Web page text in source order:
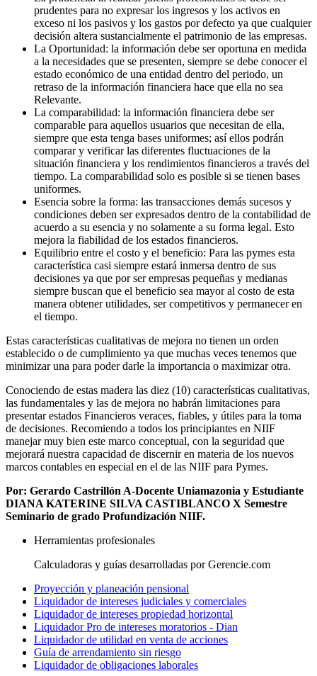
prudentes para no expresar los ingresos y los activos en
exceso ni los pasivos y los gastos por defecto ya que cualquier
decisión altera sustancialmente el patrimonio de las empresas.
La Oportunidad: la información debe ser oportuna en medida
a la necesidades que se presenten, siempre se debe conocer el
estado económico de una entidad dentro del periodo, un
retraso de la información financiera hace que ella no sea
Relevante.
La comparabilidad: la información financiera debe ser
comparable para aquellos usuarios que necesitan de ella,
siempre que esta tenga bases uniformes; así ellos podrán
comparar y verificar las diferentes fluctuaciones de la
situación financiera y los rendimientos financieros a través del
tiempo. La comparabilidad solo es posible si se tienen bases
uniformes.
Esencia sobre la forma: las transacciones demás sucesos y
condiciones deben ser expresados dentro de la contabilidad de
acuerdo a su esencia y no solamente a su forma legal. Esto
mejora la fiabilidad de los estados financieros.
Equilibrio entre el costo y el beneficio: Para las pymes esta
característica casi siempre estará inmersa dentro de sus
decisiones ya que por ser empresas pequeñas y medianas
siempre buscan que el beneficio sea mayor al costo de esta
manera obtener utilidades, ser competitivos y permanecer en
el tiempo.
Estas características cualitativas de mejora no tienen un orden
establecido o de cumplimiento ya que muchas veces tenemos que
minimizar una para poder darle la importancia o maximizar otra.
Conociendo de estas madera las diez (10) características cualitativas,
las fundamentales y las de mejora no habrán limitaciones para
presentar estados Financieros veraces, fiables, y útiles para la toma
de decisiones. Recomiendo a todos los principiantes en NIIF
manejar muy bien este marco conceptual, con la seguridad que
mejorará nuestra capacidad de discernir en materia de los nuevos
marcos contables en especial en el de las NIIF para Pymes.
Por: Gerardo Castrillón A-Docente Uniamazonia y Estudiante
DIANA KATERINE SILVA CASTIBLANCO X Semestre
Seminario de grado Profundización NIIF.
Herramientas profesionales
Calculadoras y guías desarrolladas por Gerencie.com
Proyección y planeación pensional
Liquidador de intereses judiciales y comerciales
Liquidador de intereses propiedad horizontal
Liquidador Pro de intereses moratorios - Dian
Liquidador de utilidad en venta de acciones
Guía de arrendamiento sin riesgo
Liquidador de obligaciones laborales